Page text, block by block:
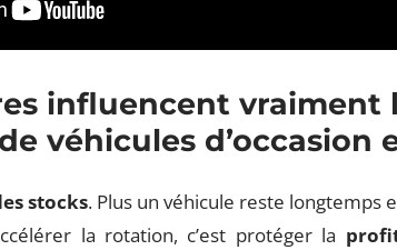
influencent vraiment
véhicules d’occasion
stocks. Plus un véhicule reste longtemps
la rotation, c’est protéger la